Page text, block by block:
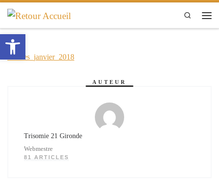
Passer au contenu
Search
Paroles_janvier_2018
AUTEUR
Trisomie 21 Gironde
Webmestre
81 ARTICLES
Ouvrir la barre d’outils